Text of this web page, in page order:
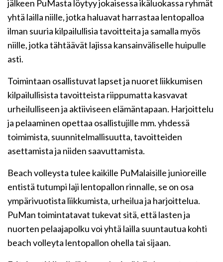
jälkeen PuMasta löytyy jokaisessa ikäluokassa ryhmät
yhtä lailla niille, jotka haluavat harrastaa lentopalloa
ilman suuria kilpailullisia tavoitteita ja samalla myös
niille, jotka tähtäävät lajissa kansainväliselle huipulle
asti.
Toimintaan osallistuvat lapset ja nuoret liikkumisen
kilpailullisista tavoitteista riippumatta kasvavat
urheilulliseen ja aktiiviseen elämäntapaan. Harjoittelu
ja pelaaminen opettaa osallistujille mm. yhdessä
toimimista, suunnitelmallisuutta, tavoitteiden
asettamista ja niiden saavuttamista.
Beach volleysta tulee kaikille PuMalaisille junioreille
entistä tutumpi laji lentopallon rinnalle, se on osa
ympärivuotista liikkumista, urheilua ja harjoittelua.
PuMan toimintatavat tukevat sitä, että lasten ja
nuorten pelaajapolku voi yhtä lailla suuntautua kohti
beach volleyta lentopallon ohella tai sijaan.